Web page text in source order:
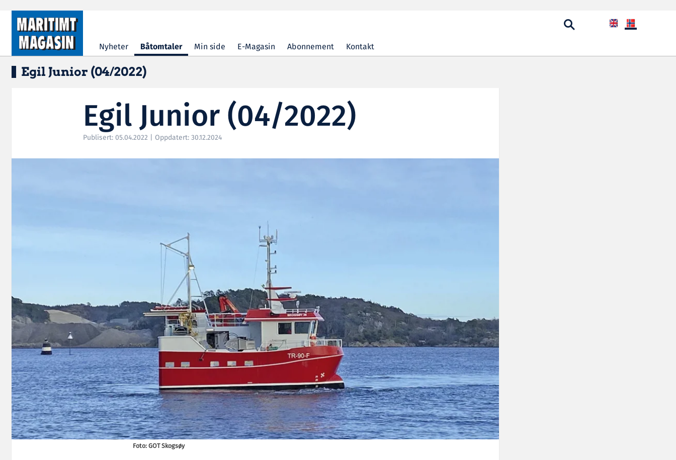
Hopp til hovedinnhold
Nyheter Båtomtaler Min side E-Magasin Abonnement Kontakt
Egil Junior (04/2022)
Egil Junior (04/2022)
Publisert: 05.04.2022 | Oppdatert: 30.12.2024
Foto: GOT Skogsøy